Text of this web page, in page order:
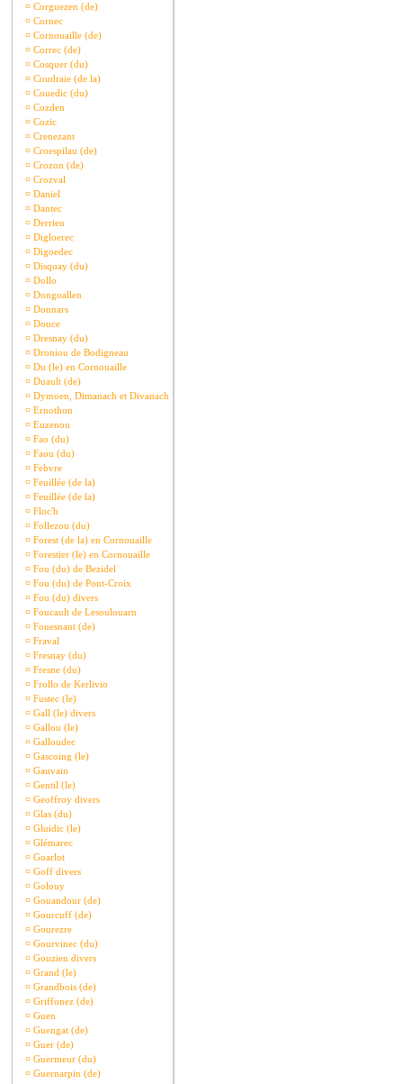
¤ Corguezen (de)
¤ Cornec
¤ Cornouaille (de)
¤ Correc (de)
¤ Cosquer (du)
¤ Coudraie (de la)
¤ Couedic (du)
¤ Cozden
¤ Cozic
¤ Crenezant
¤ Croespilau (de)
¤ Crozon (de)
¤ Crozval
¤ Daniel
¤ Dantec
¤ Derrien
¤ Digloerec
¤ Digoedec
¤ Disquay (du)
¤ Dollo
¤ Dongoallen
¤ Donnars
¤ Douce
¤ Dresnay (du)
¤ Droniou de Bodigneau
¤ Du (le) en Cornouaille
¤ Duault (de)
¤ Dymoen, Dimanach et Divanach
¤ Ernothon
¤ Euzenou
¤ Fao (du)
¤ Faou (du)
¤ Febvre
¤ Feuillée (de la)
¤ Feuillée (de la)
¤ Floc'h
¤ Follezou (du)
¤ Forest (de la) en Cornouaille
¤ Forestier (le) en Cornouaille
¤ Fou (du) de Bezidel
¤ Fou (du) de Pont-Croix
¤ Fou (du) divers
¤ Foucault de Lesoulouarn
¤ Fouesnant (de)
¤ Fraval
¤ Fresnay (du)
¤ Fresne (du)
¤ Frollo de Kerlivio
¤ Fustec (le)
¤ Gall (le) divers
¤ Gallou (le)
¤ Galloudec
¤ Gascoing (le)
¤ Gauvain
¤ Gentil (le)
¤ Geoffroy divers
¤ Glas (du)
¤ Gluidic (le)
¤ Glémarec
¤ Goarlot
¤ Goff divers
¤ Golouy
¤ Gouandour (de)
¤ Gourcuff (de)
¤ Gourezre
¤ Gourvinec (du)
¤ Gouzien divers
¤ Grand (le)
¤ Grandbois (de)
¤ Griffonez (de)
¤ Guen
¤ Guengat (de)
¤ Guer (de)
¤ Guermeur (du)
¤ Guernarpin (de)